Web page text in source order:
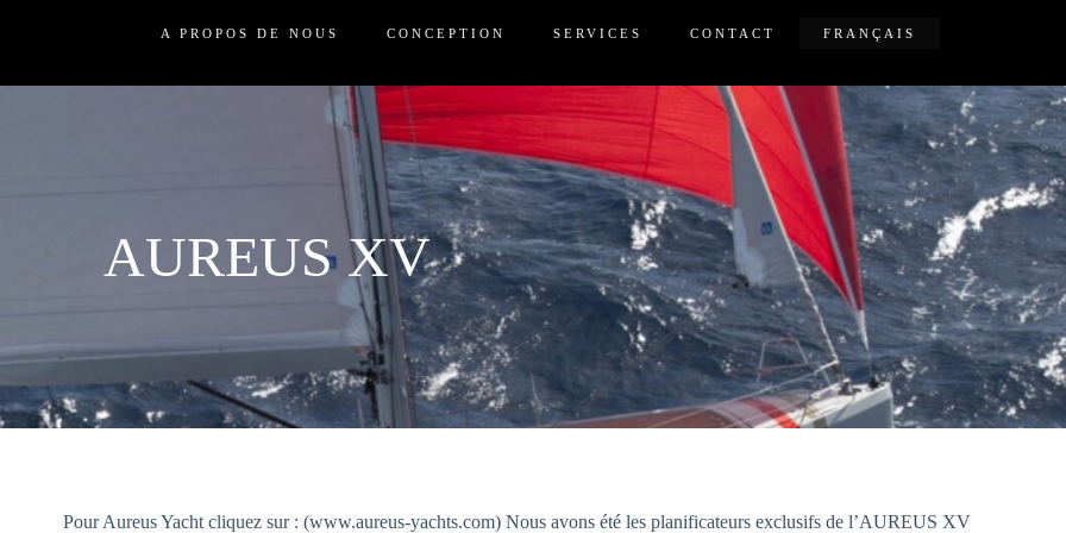
A PROPOS DE NOUS CONCEPTION SERVICES CONTACT FRANÇAIS
AUREUS XV
Pour Aureus Yacht cliquez sur : (www.aureus-yachts.com) Nous avons été les planificateurs exclusifs de l’AUREUS XV